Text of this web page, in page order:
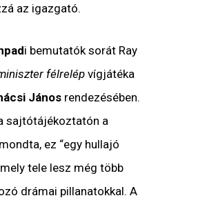
az igazgató.
i bemutatók sorát Ray
félrelépvígjátéka
János rendezésében.
sajtótájékoztatón a
ez “egy hullajó
tele lesz még több
drámai pillanatokkal. A